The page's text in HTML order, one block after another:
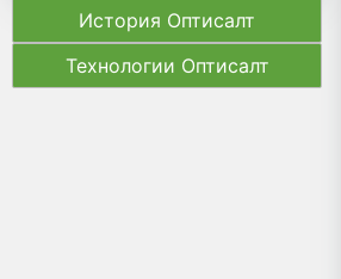
История Оптисалт
Технологии Оптисалт